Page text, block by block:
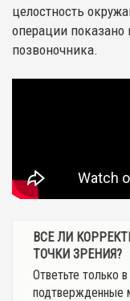
целостность
операции показано
позвоночника.
ВСЕ ЛИ
ТОЧКИ ЗРЕНИЯ?
Ответьте только
подтвержденные